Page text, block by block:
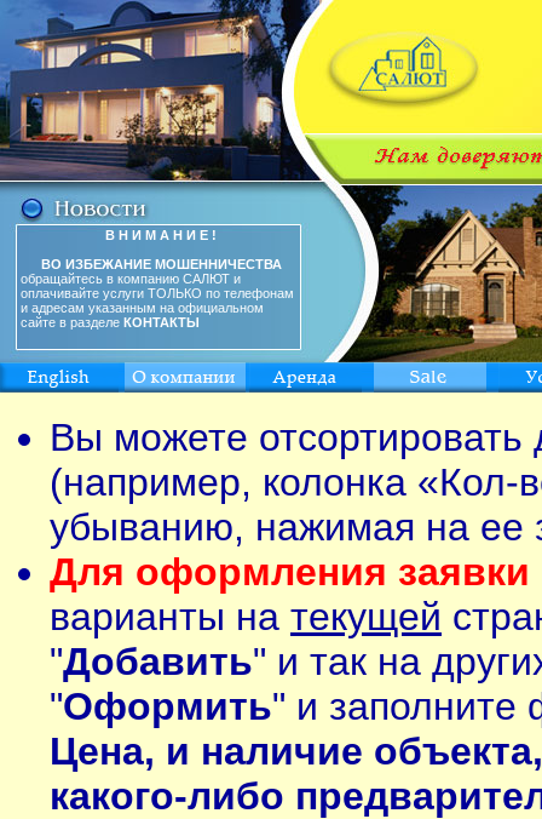
В Н И М А Н И Е !
ВО ИЗБЕЖАНИЕ МОШЕННИЧЕСТВА
обращайтесь в компанию САЛЮТ и
оплачивайте услуги ТОЛЬКО по телефонам
и адресам указанным на официальном
сайте в разделе КОНТАКТЫ
Вы можете
(например, колонка «Кол-
убыванию, нажимая на ее
Для оформления заявки
варианты на текущей
"Добавить" и так на
"Оформить" и заполните
Цена, и наличие
какого-либо